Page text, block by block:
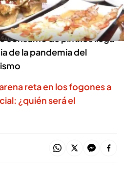
dejando atrás la
consumo de pintxos llega
de la pandemia del
reta en los fogones a
¿quién será el